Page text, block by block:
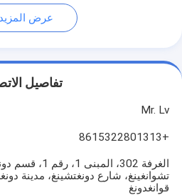
عرض المزيد
تفاصيل
Mr. Lv
+8615322801313
الغرفة 302،
تشوانغينغ، شارع دونغتشينغ، مدينة
قوانغدونغ